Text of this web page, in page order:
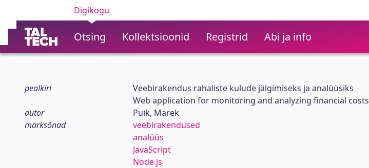
Digikogu
Otsing Kollektsioonid Registrid Abi ja info
pealkiri
Veebirakendus rahaliste kulude jälgimiseks ja analüüsiks
Web application for monitoring and analyzing financial costs
autor
Puik, Marek
märksõnad
veebirakendused
analüüs
JavaScript
Node.js